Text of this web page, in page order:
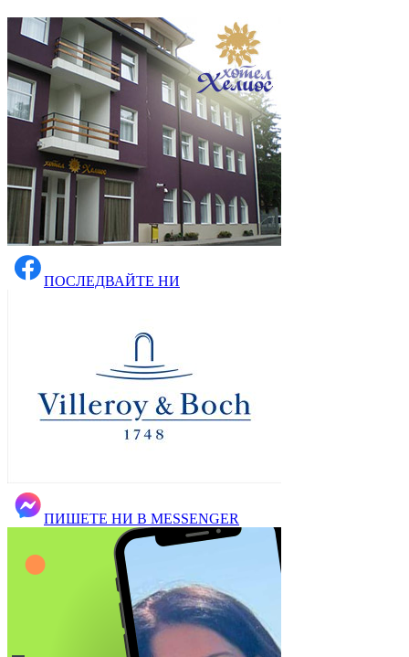
ПОСЛЕДВАЙТЕ НИ
ПИШЕТЕ НИ В MESSENGER